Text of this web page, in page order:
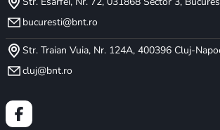
bucuresti@bnt.ro
Str. Traian Vuia, Nr. 124A, 400396 Cluj-
cluj@bnt.ro